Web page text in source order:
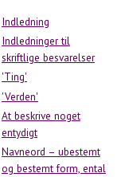
Indledning
Indledninger til
skriftlige besvarelser
'Ting'
'Verden'
At beskrive noget
entydigt
Navneord – ubestemt
og bestemt form, ental